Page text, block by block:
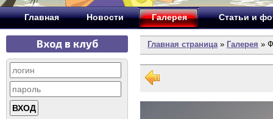
Главная Новости Галерея Статьи и
Вход в клуб Главная страница» Галерея »